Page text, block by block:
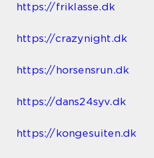
https://friklasse.dk
https://crazynight.dk
https://horsensrun.dk
https://dans24syv.dk
https://kongesuiten.dk